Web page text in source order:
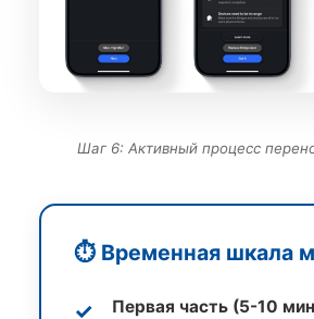
Шаг 6: Активный процесс
⏱️ Временная шкала
Первая часть (5-10